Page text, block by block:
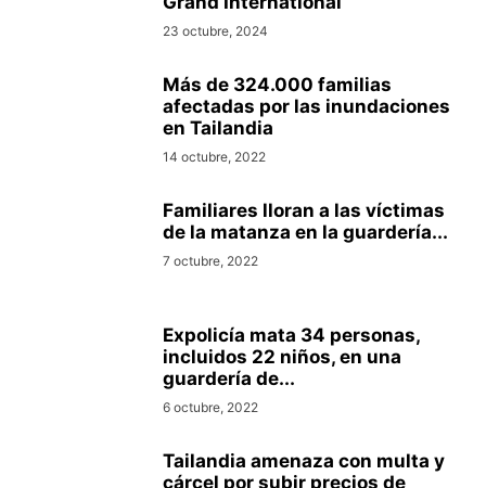
23 octubre, 2024
Más de 324.000 familias
afectadas por las inundaciones
en Tailandia
14 octubre, 2022
Familiares lloran a las víctimas
de la matanza en la guardería...
7 octubre, 2022
Expolicía mata 34 personas,
incluidos 22 niños, en una
guardería de...
6 octubre, 2022
Tailandia amenaza con multa y
cárcel por subir precios de